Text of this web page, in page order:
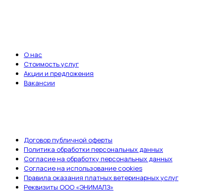
О нас
Стоимость услуг
Акции и предложения
Вакансии
Договор публичной оферты
Политика обработки персональных данных
Согласие на обработку персональных данных
Согласие на использование cookies
Правила оказания платных ветеринарных услуг
Реквизиты ООО «ЭНИМАЛЗ»